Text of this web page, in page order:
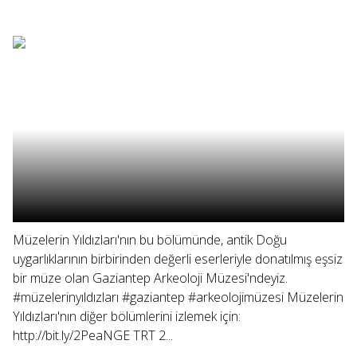
Müzelerin Yıldızları'nın bu bölümünde, antik Doğu
uygarlıklarının birbirinden değerli eserleriyle donatılmış eşsiz
bir müze olan Gaziantep Arkeoloji Müzesi'ndeyiz.
#müzelerinyıldızları #gaziantep #arkeolojimüzesi Müzelerin
Yıldızları'nın diğer bölümlerini izlemek için:
http://bit.ly/2PeaNGE TRT 2...